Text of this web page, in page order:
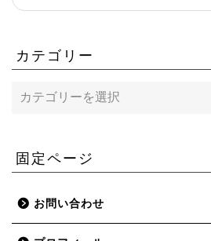
カテゴリー
固定ページ
お問い合わせ